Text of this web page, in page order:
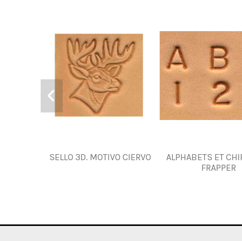
SELLO 3D. MOTIVO CIERVO
ALPHABETS ET
FRAPPER